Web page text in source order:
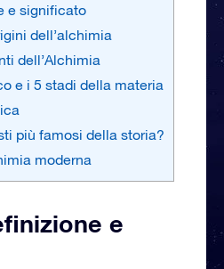
e significato
dell’alchimia
dell’Alchimia
e i 5 stadi della materia
più famosi della storia?
moderna
e